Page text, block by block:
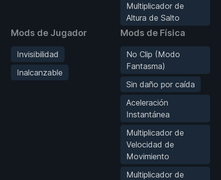
Multiplicador de
Altura de Salto
Mods de Jugador
Invisibilidad
Inalcanzable
Mods de Física
No Clip (Modo
Fantasma)
Sin daño por caída
Aceleración
Instantánea
Multiplicador de
Velocidad de
Movimiento
Multiplicador de